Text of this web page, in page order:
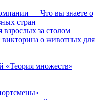
— Что вы знаете о
стран
взрослых за столом
о животных для
«Теория множеств»